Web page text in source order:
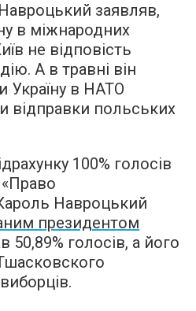
заявляв,
в міжнародних
не відповість
А в травні він
Україну в НАТО
відправки польських
100% голосів
«Право
Навроцький
президентом
50,89% голосів, а його